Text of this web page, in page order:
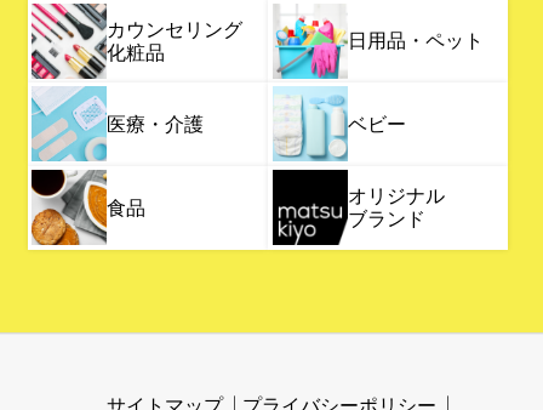
カウンセリング
化粧品
日用品・ペット
医療・介護 ベビー
食品
オリジナル
ブランド
サイトマップ
プライバシーポリシー